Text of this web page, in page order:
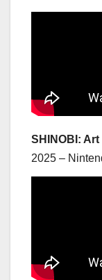
SHINOBI:
2025 –